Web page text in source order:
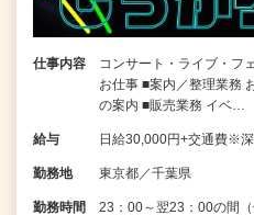
仕事内容
コンサート・ライブ・フ
お仕事 ■案内／整理業務
の案内 ■販売業務 イベ…
給与 日給30,000円+交通費※
勤務地 東京都／千葉県
勤務時間
23：00～翌23：00の間